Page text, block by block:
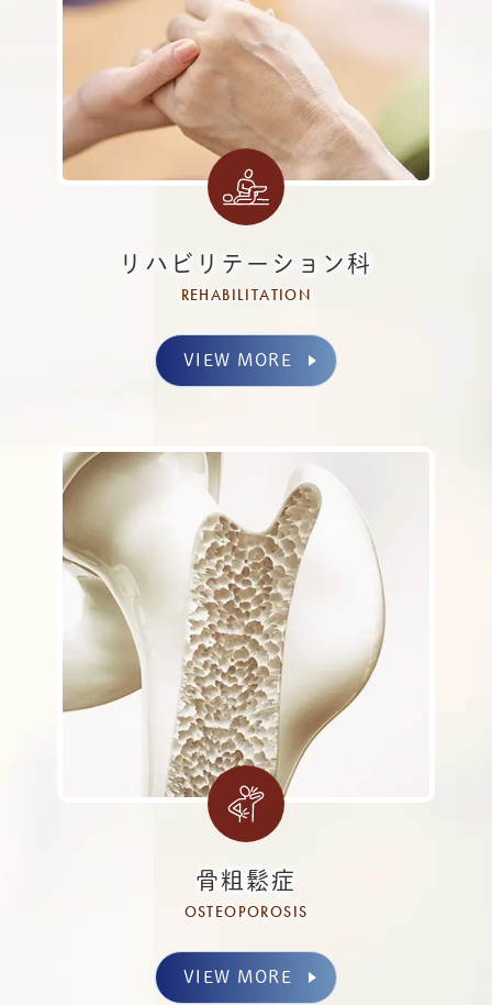
リハビリテーション科
REHABILITATION
VIEW MORE
骨粗鬆症
OSTEOPOROSIS
VIEW MORE